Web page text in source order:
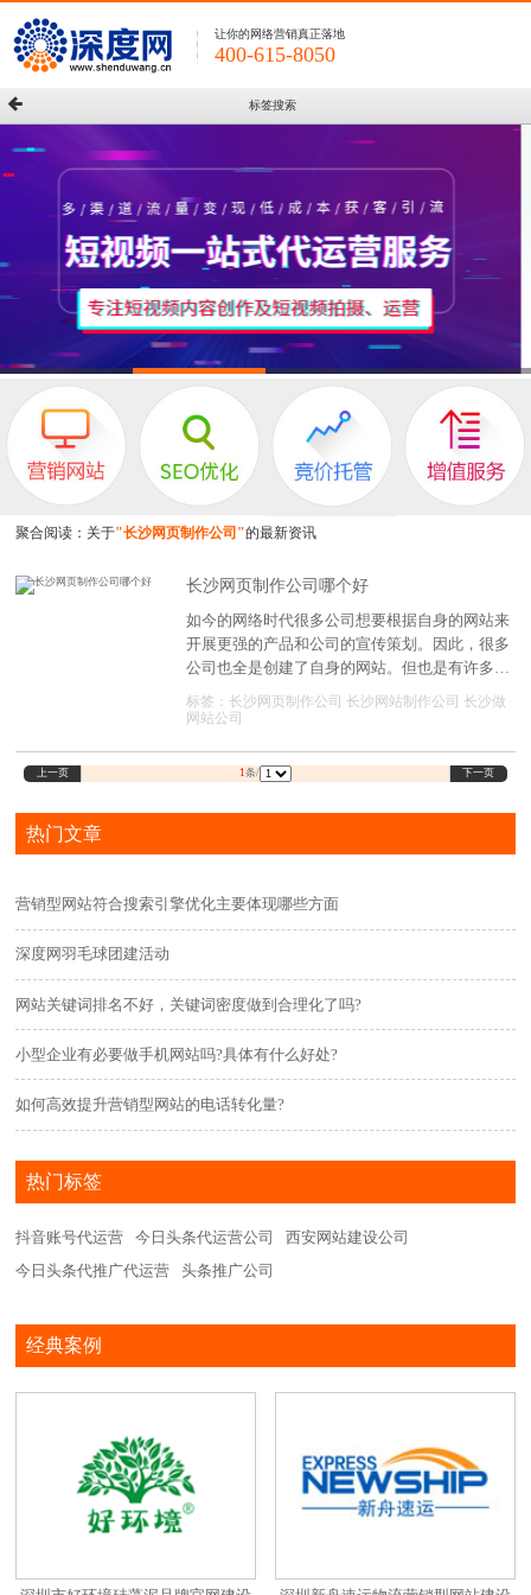
让你的网络营销真正落地
400-615-8050
标签搜索
聚合阅读：关于"长沙网页制作公司"的最新资讯
长沙网页制作公司哪个好
如今的网络时代很多公司想要根据自身的网站来
开展更强的产品和公司的宣传策划。因此，很多
公司也全是创建了自身的网站。但也是有许多企
业网站经营一段时间后并沒有获得很好的实际效
果。实际上这也在网站基本建设全过程中与网页
的吸引住不上客户那当然也就不可以很好的吸引
住客户的点一下了。
标签： 长沙网页制作公司 长沙网站制作公司 长沙做
网站公司
上一页 1条/ 下一页
热门文章
营销型网站符合搜索引擎优化主要体现哪些方面
深度网羽毛球团建活动
网站关键词排名不好，关键词密度做到合理化了吗?
小型企业有必要做手机网站吗?具体有什么好处?
如何高效提升营销型网站的电话转化量?
热门标签
抖音账号代运营 今日头条代运营公司
西安网站建设公司
今日头条代推广代运营
头条推广公司
经典案例